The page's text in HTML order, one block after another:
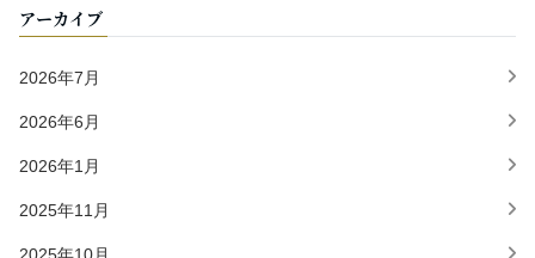
アーカイブ
2026年7月
2026年6月
2026年1月
2025年11月